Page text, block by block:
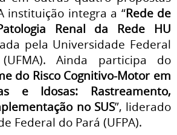
instituição integra a “Rede de
Renal da Rede HU
pela Universidade Federal
Ainda participa do
do Risco Cognitivo-Motor em
e Idosas: Rastreamento,
no SUS”, liderado
Federal do Pará (UFPA).